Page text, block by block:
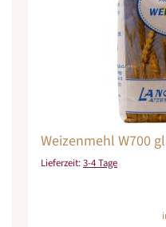
Weizenmehl W700
Lieferzeit:3-4 Tage